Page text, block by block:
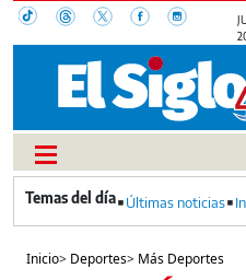
Últimas noticias
Inicio> Deportes> Más Deportes